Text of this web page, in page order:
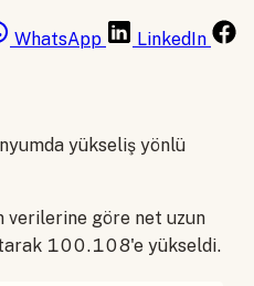
WhatsApp
LinkedIn
yükseliş yönlü
verilerine göre net uzun
100.108'e yükseldi.